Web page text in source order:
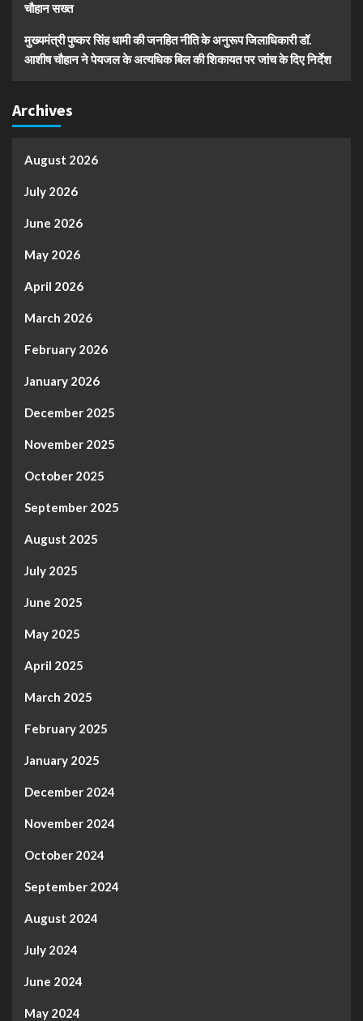
चौहान सख्त
मुख्यमंत्री पुष्कर सिंह धामी की जनहित नीति के अनुरूप जिलाधिकारी डॉ.
आशीष चौहान ने पेयजल के अत्यधिक बिल की शिकायत पर जांच के दिए निर्देश
Archives
August 2026
July 2026
June 2026
May 2026
April 2026
March 2026
February 2026
January 2026
December 2025
November 2025
October 2025
September 2025
August 2025
July 2025
June 2025
May 2025
April 2025
March 2025
February 2025
January 2025
December 2024
November 2024
October 2024
September 2024
August 2024
July 2024
June 2024
May 2024